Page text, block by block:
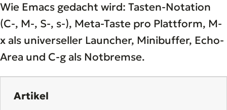
04Leistungen
05Docs
Tools
Welten
Wie Emacs gedacht wird: Tasten-Notation
(C-, M-, S-, s-), Meta-Taste pro Plattform, M-
x als universeller Launcher, Minibuffer, Echo-
Area und C-g als Notbremse.
Artikel